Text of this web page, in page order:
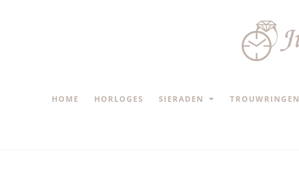
HOME HORLOGES SIERADEN TROUWRINGEN